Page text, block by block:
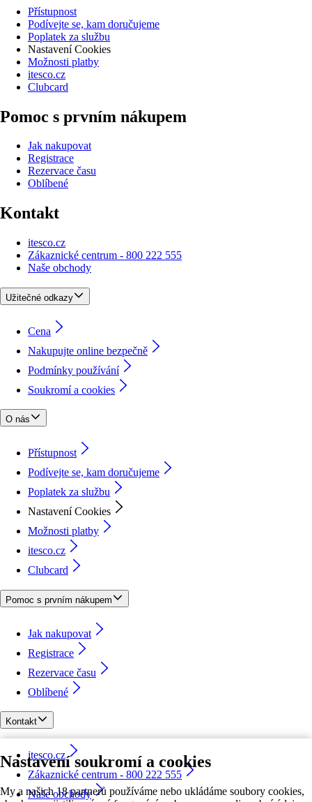
Nastavení soukromí a cookies
My a našich 18 partnerů používáme nebo ukládáme soubory cookies,
Přístupnost
Podívejte se, kam doručujeme
Poplatek za službu
Nastavení Cookies
Možnosti platby
itesco.cz
Clubcard
Pomoc s prvním nákupem
Jak nakupovat
Registrace
Rezervace času
Oblíbené
Kontakt
itesco.cz
Zákaznické centrum - 800 222 555
Naše obchody
Užitečné odkazy
Cena
Nakupujte online bezpečně
Podmínky používání
Soukromí a cookies
O nás
Přístupnost
Podívejte se, kam doručujeme
Poplatek za službu
Nastavení Cookies
Možnosti platby
itesco.cz
Clubcard
Pomoc s prvním nákupem
Jak nakupovat
Registrace
Rezervace času
Oblíbené
Kontakt
itesco.cz
Zákaznické centrum - 800 222 555
Naše obchody